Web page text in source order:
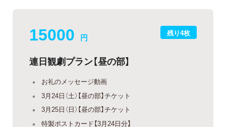
残り4枚
15000 円
連日観劇プラン【昼の部】
お礼のメッセージ動画
3月24日（土）【昼の部】チケット
3月25日（日）【昼の部】チケット
特製ポストカード【3月24日分】